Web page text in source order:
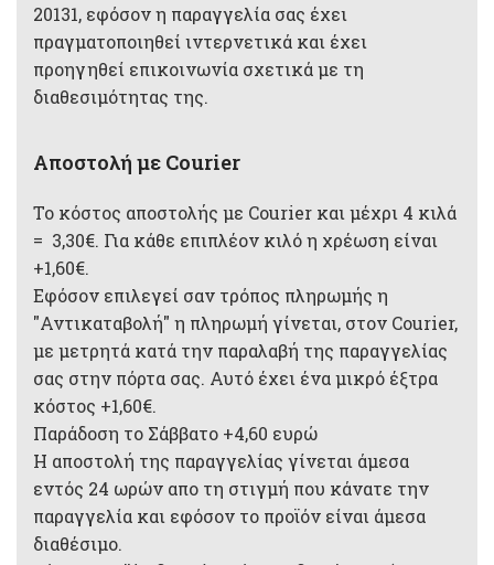
20131, εφόσον η παραγγελία σας έχει
πραγματοποιηθεί ιντερνετικά και έχει
προηγηθεί επικοινωνία σχετικά με τη
διαθεσιμότητας της.
Αποστολή με Courier
Το κόστος αποστολής με Courier και μέχρι 4 κιλά
= 3,30€. Για κάθε επιπλέον κιλό η χρέωση είναι
+1,60€.
Εφόσον επιλεγεί σαν τρόπος πληρωμής η
"Αντικαταβολή" η πληρωμή γίνεται, στον Courier,
με μετρητά κατά την παραλαβή της παραγγελίας
σας στην πόρτα σας. Αυτό έχει ένα μικρό έξτρα
κόστος +1,60€.
Παράδοση το Σάββατο +4,60 ευρώ
Η αποστολή της παραγγελίας γίνεται άμεσα
εντός 24 ωρών απο τη στιγμή που κάνατε την
παραγγελία και εφόσον το προϊόν είναι άμεσα
διαθέσιμο.